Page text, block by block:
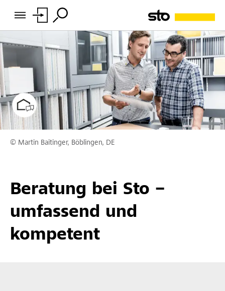
© Martin Baitinger, Böblingen, DE
Beratung bei Sto –
umfassend und
kompetent